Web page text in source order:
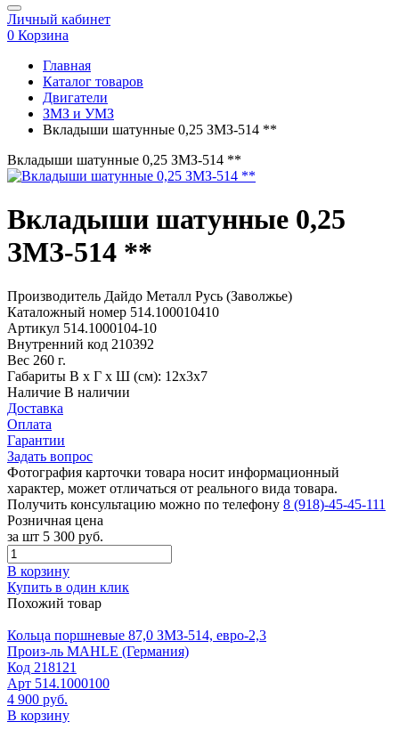
Личный кабинет
0 Корзина
Главная
Каталог товаров
Двигатели
ЗМЗ и УМЗ
Вкладыши шатунные 0,25 ЗМЗ-514 **
Вкладыши шатунные 0,25 ЗМЗ-514 **
Вкладыши шатунные 0,25
ЗМЗ-514 **
Производитель Дайдо Металл Русь (Заволжье)
Каталожный номер 514.100010410
Артикул 514.1000104-10
Внутренний код 210392
Вес 260 г.
Габариты В х Г х Ш (см): 12х3х7
Наличие В наличии
Доставка
Оплата
Гарантии
Задать вопрос
Фотография карточки товара носит информационный
характер, может отличаться от реального вида товара.
Получить консультацию можно по телефону 8 (918)-45-45-111
Розничная цена
за шт 5 300 руб.
В корзину
Купить в один клик
Похожий товар
Кольца поршневые 87,0 ЗМЗ-514, евро-2,3
Произ-ль MAHLE (Германия)
Код 218121
Арт 514.1000100
4 900 руб.
В корзину